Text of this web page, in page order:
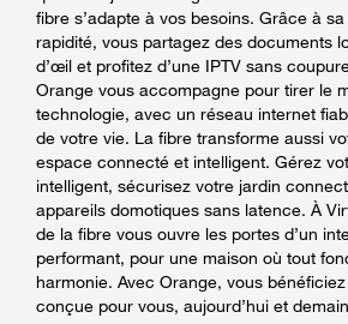
fibre s’adapte à vos besoins. Grâce à
rapidité, vous partagez des documents
d’œil et profitez d’une IPTV sans
Orange vous accompagne pour tirer le
technologie, avec un réseau internet
de votre vie. La fibre transforme aussi
espace connecté et intelligent. Gérez
intelligent, sécurisez votre jardin
appareils domotiques sans latence. À
de la fibre vous ouvre les portes d’un
performant, pour une maison où tout
harmonie. Avec Orange, vous
conçue pour vous, aujourd’hui et